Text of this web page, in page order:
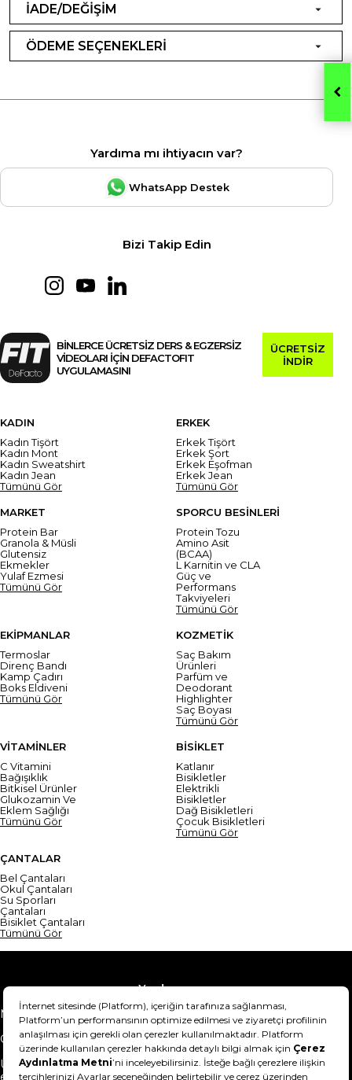
İADE/DEĞİŞİM
ÖDEME SEÇENEKLERİ
Yardıma mı ihtiyacın var?
WhatsApp Destek
Bizi Takip Edin
BİNLERCE ÜCRETSİZ DERS & EGZERSİZ
VİDEOLARI İÇİN DEFACTOFIT
UYGULAMASINI
ÜCRETSİZ
İNDİR
KADIN
Kadın Tişört
Kadın Mont
Kadın Sweatshirt
Kadın Jean
Tümünü Gör
ERKEK
Erkek Tişört
Erkek Şort
Erkek Eşofman
Erkek Jean
Tümünü Gör
MARKET
Protein Bar
Granola & Müsli
Glutensiz
Ekmekler
Yulaf Ezmesi
Tümünü Gör
SPORCU BESİNLERİ
Protein Tozu
Amino Asit
(BCAA)
L Karnitin ve CLA
Güç ve
Performans
Takviyeleri
Tümünü Gör
EKİPMANLAR
Termoslar
Direnç Bandı
Kamp Çadırı
Boks Eldiveni
Tümünü Gör
KOZMETİK
Saç Bakım
Ürünleri
Parfüm ve
Deodorant
Highlighter
Saç Boyası
Tümünü Gör
VİTAMİNLER
C Vitamini
Bağışıklık
Bitkisel Ürünler
Glukozamin Ve
Eklem Sağlığı
Tümünü Gör
BİSİKLET
Katlanır
Bisikletler
Elektrikli
Bisikletler
Dağ Bisikletleri
Çocuk Bisikletleri
Tümünü Gör
ÇANTALAR
Bel Çantaları
Okul Çantaları
Su Sporları
Çantaları
Bisiklet Çantaları
Tümünü Gör
Yardım
Mesafeli Satış Sözleşmesi
Teslimat Bilgisi
Gizlilik Sözleşmesi
Şartlar & Koşullar
Ürünümü nasıl iade
edebilirim?
Hakkımızda